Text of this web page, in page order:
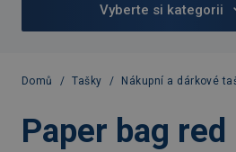
Vyberte si kategorii
Domů / Tašky / Nákupní a dárkové
Paper bag